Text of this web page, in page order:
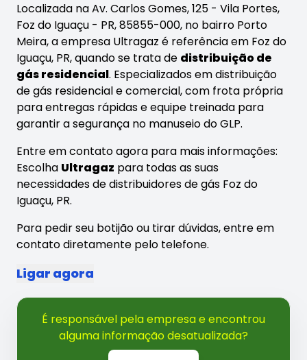
Localizada na Av. Carlos Gomes, 125 - Vila Portes,
Foz do Iguaçu - PR, 85855-000, no bairro Porto
Meira, a empresa Ultragaz é referência em Foz do
Iguaçu, PR, quando se trata de distribuição de
gás residencial. Especializados em distribuição
de gás residencial e comercial, com frota própria
para entregas rápidas e equipe treinada para
garantir a segurança no manuseio do GLP.
Entre em contato agora para mais informações:
Escolha Ultragaz para todas as suas
necessidades de distribuidores de gás Foz do
Iguaçu, PR.
Para pedir seu botijão ou tirar dúvidas, entre em
contato diretamente pelo telefone.
Ligar agora
É responsável pela empresa e encontrou
alguma informação desatualizada?